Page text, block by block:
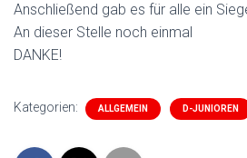
Anschließend gab es für alle ein
An dieser Stelle noch einmal
DANKE!
Kategorien: ALLGEMEIN D-JUNIOREN